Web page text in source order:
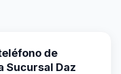
de
Sucursal Daz